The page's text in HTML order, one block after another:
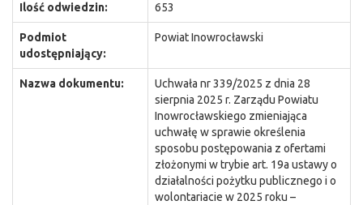
Ilość odwiedzin: 653
Podmiot
udostępniający:
Powiat Inowrocławski
Nazwa dokumentu:
Uchwała nr 339/2025 z dnia 28
sierpnia 2025 r. Zarządu Powiatu
Inowrocławskiego zmieniająca
uchwałę w sprawie określenia
sposobu postępowania z ofertami
złożonymi w trybie art. 19a ustawy o
działalności pożytku publicznego i o
wolontariacie w 2025 roku –